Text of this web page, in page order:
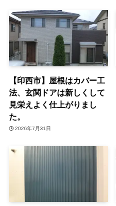
【印西市】屋根はカバー工
法、玄関ドアは新しくして
見栄えよく仕上がりまし
た。
2026年7月31日